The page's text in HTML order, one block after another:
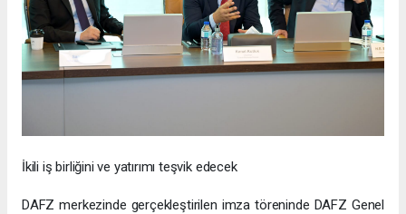
İkili iş birliğini ve yatırımı teşvik edecek
DAFZ merkezinde gerçekleştirilen imza töreninde DAFZ Genel